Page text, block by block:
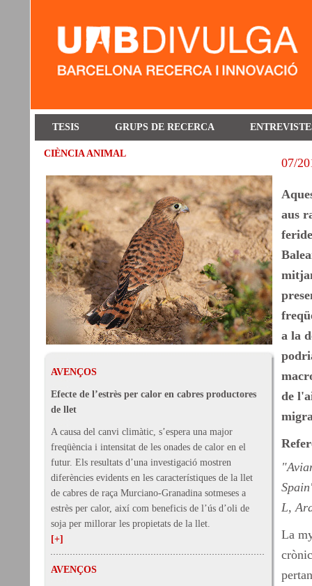
TESIS GRUPS DE RECERCA
CIÈNCIA ANIMAL
AVENÇOS
Efecte de l’estrès per calor en cabres productores
de llet
A causa del canvi climàtic, s’espera una major
freqüència i intensitat de les onades de calor en el
futur. Els resultats d’una investigació mostren
diferències evidents en les característiques de la llet
de cabres de raça Murciano-Granadina sotmeses a
estrès per calor, així com beneficis de l’ús d’oli de
soja per millorar les propietats de la llet.
[+]
AVENÇOS
07/
aus
a la
de
L,
La